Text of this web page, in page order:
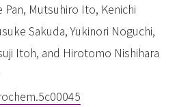
Pan, Mutsuhiro Ito, Kenichi
Sakuda, Yukinori Noguchi,
Itoh, and Hirotomo Nishihara